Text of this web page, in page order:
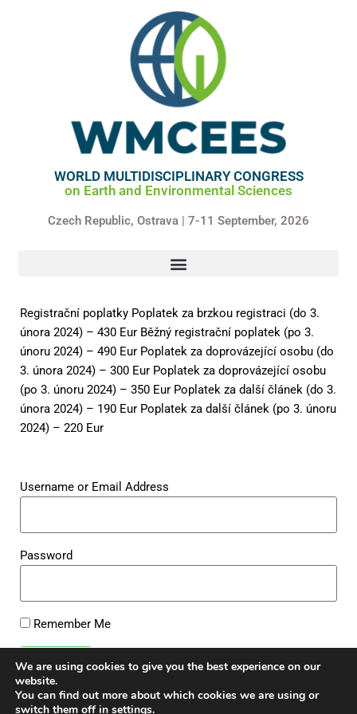
WORLD MULTIDISCIPLINARY CONGRESS
on Earth and Environmental Sciences
Czech Republic, Ostrava | 7-11 September, 2026
Registrační poplatky Poplatek za brzkou registraci (do 3.
února 2024) – 430 Eur Běžný registrační poplatek (po 3.
únoru 2024) – 490 Eur Poplatek za doprovázející osobu (do
3. února 2024) – 300 Eur Poplatek za doprovázející osobu
(po 3. únoru 2024) – 350 Eur Poplatek za další článek (do 3.
února 2024) – 190 Eur Poplatek za další článek (po 3. únoru
2024) – 220 Eur
Username or Email Address
Password
Remember Me
Log In
Lost your password?|Register
We are using cookies to give you the best experience on our
website.
You can find out more about which cookies we are using or
switch them off in settings.